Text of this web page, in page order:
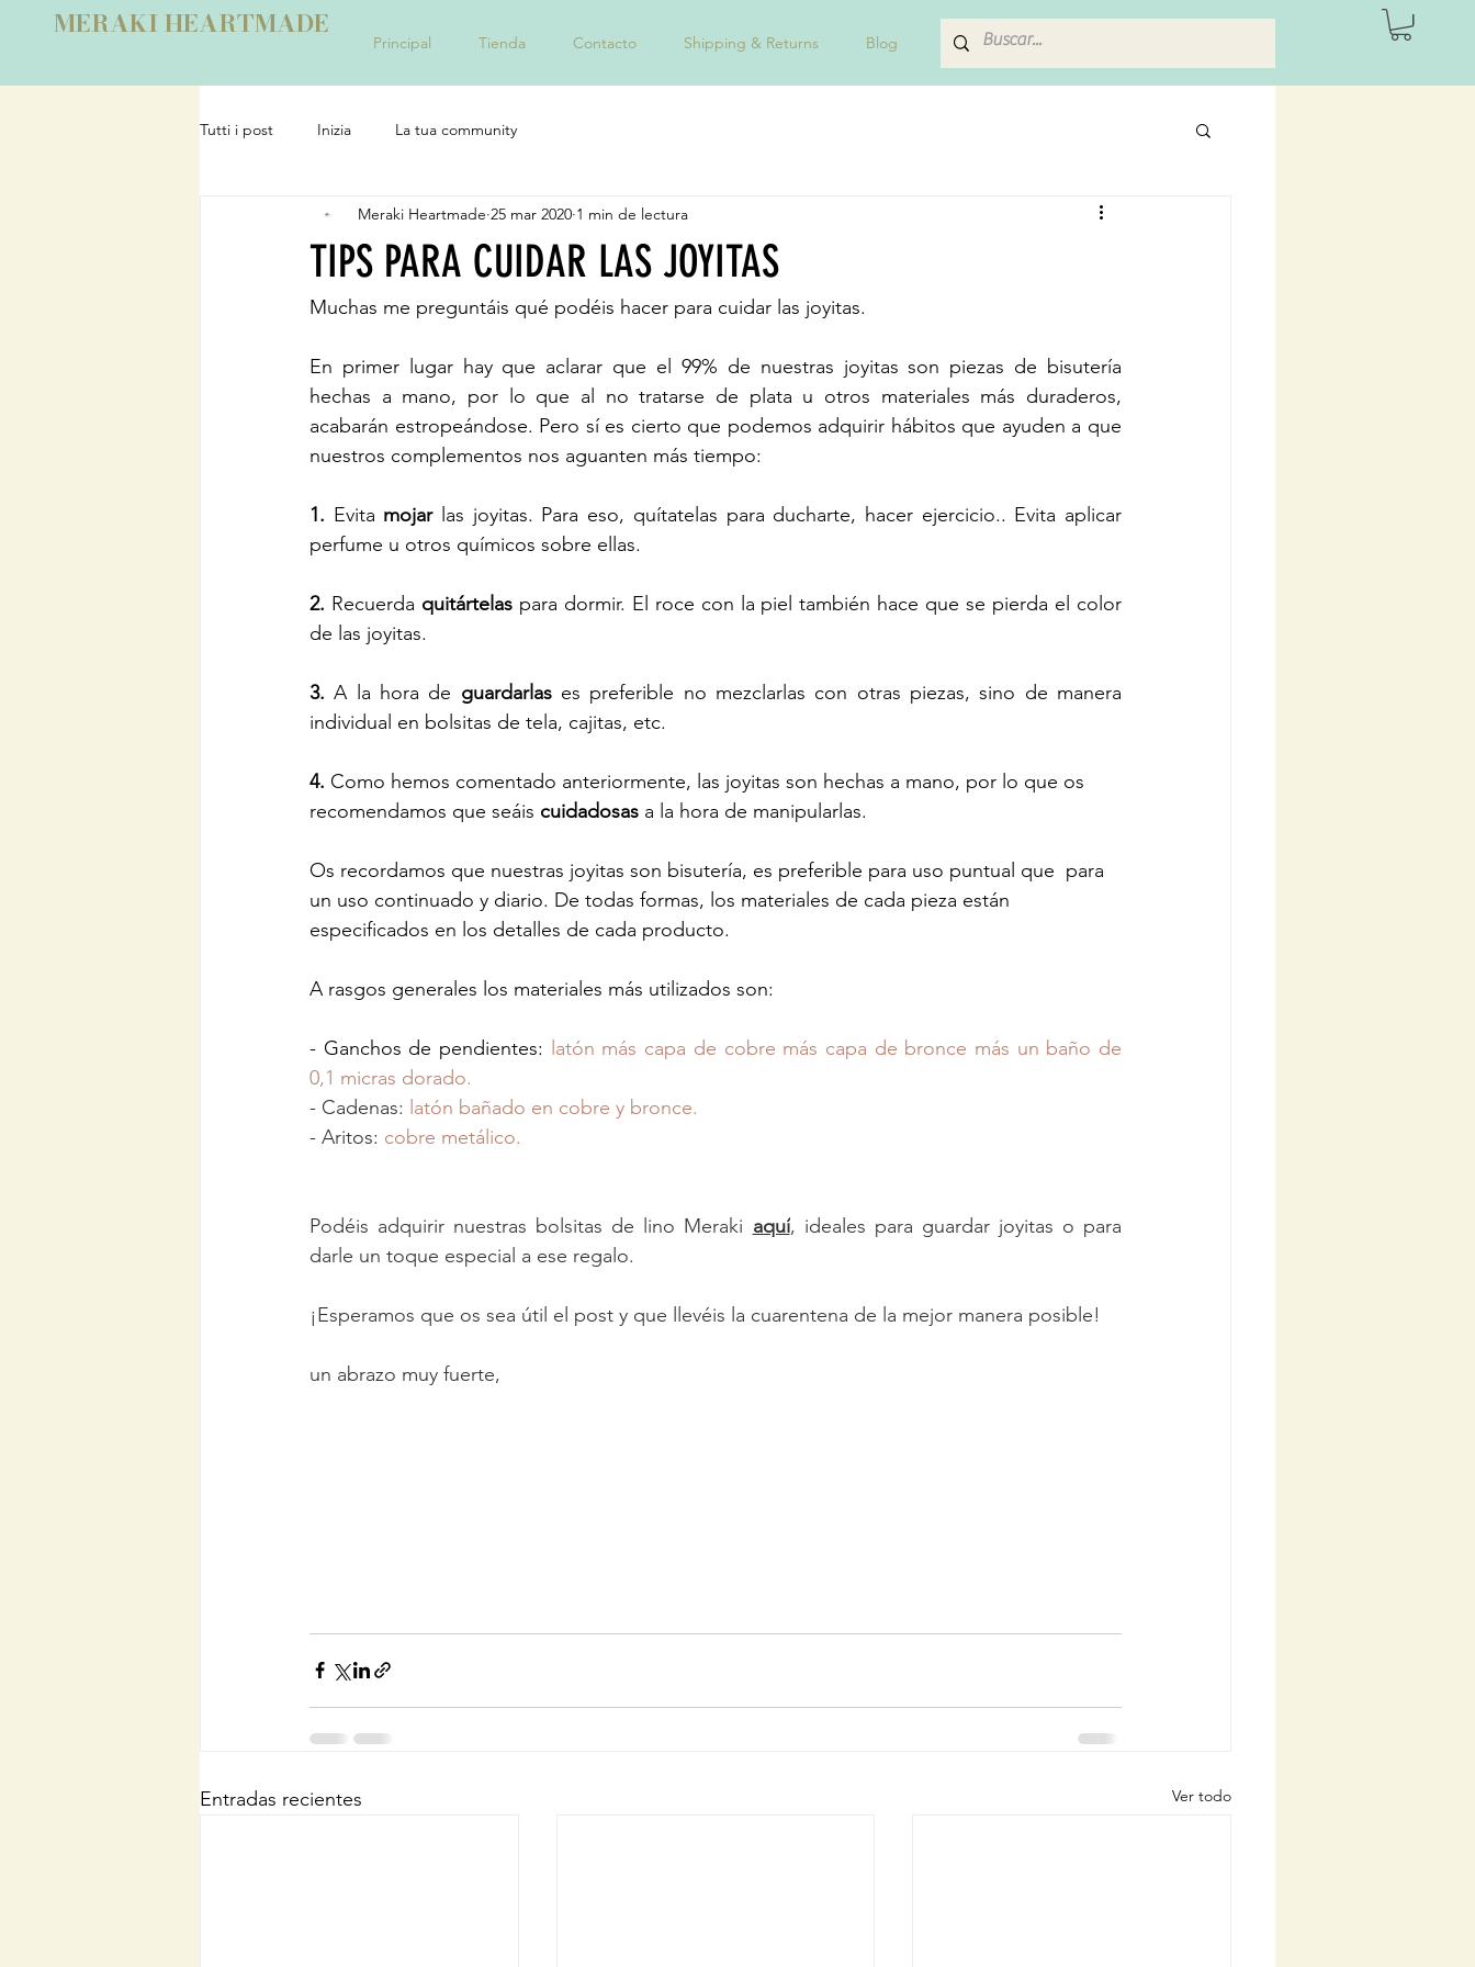
MERAKI HEARTMADE
Principal Tienda Contacto Shipping & Returns Blog JUANITAS DE SEVILLA
Tutti i post Inizia La tua community
TIPS PARA CUIDAR LAS JOYITAS
Meraki Heartmade 25 mar 2020 1 min de lectura
Muchas me preguntáis qué podéis hacer para cuidar las joyitas.
En primer lugar hay que aclarar que el 99% de nuestras joyitas son piezas de bisutería
hechas a mano, por lo que al no tratarse de plata u otros materiales más duraderos,
acabarán estropeándose. Pero sí es cierto que podemos adquirir hábitos que ayuden a que
nuestros complementos nos aguanten más tiempo:
1. Evita mojar las joyitas. Para eso, quítatelas para ducharte, hacer ejercicio.. Evita aplicar
perfume u otros químicos sobre ellas.
2. Recuerda quitártelas para dormir. El roce con la piel también hace que se pierda el color
de las joyitas.
3. A la hora de guardarlas es preferible no mezclarlas con otras piezas, sino de manera
individual en bolsitas de tela, cajitas, etc.
4. Como hemos comentado anteriormente, las joyitas son hechas a mano, por lo que os
recomendamos que seáis cuidadosas a la hora de manipularlas.
Os recordamos que nuestras joyitas son bisutería, es preferible para uso puntual que  para
un uso continuado y diario. De todas formas, los materiales de cada pieza están
especificados en los detalles de cada producto.
A rasgos generales los materiales más utilizados son:
- Ganchos de pendientes:
latón más capa de cobre más capa de bronce más un baño de
0,1 micras dorado.
- Cadenas: latón bañado en cobre y bronce.
- Aritos: cobre metálico.
Podéis adquirir nuestras bolsitas de lino Meraki aquí, ideales para guardar joyitas o para
darle un toque especial a ese regalo.
¡Esperamos que os sea útil el post y que llevéis la cuarentena de la mejor manera posible!
un abrazo muy fuerte,
Entradas recientes Ver todo